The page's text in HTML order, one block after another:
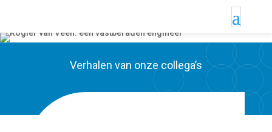
Verhalen van onze collega’s